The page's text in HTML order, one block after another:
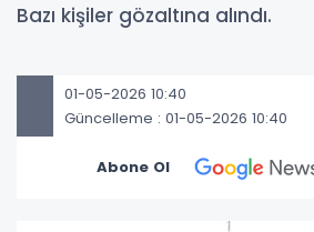
Bazı kişiler gözaltına alındı.
01-05-2026 10:40
Güncelleme : 01-05-2026 10:40
Abone Ol